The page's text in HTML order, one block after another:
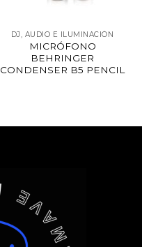
DJ, AUDIO E ILUMINACIÓN
MICRÓFONO
BEHRINGER
CONDENSER B5 PENCIL